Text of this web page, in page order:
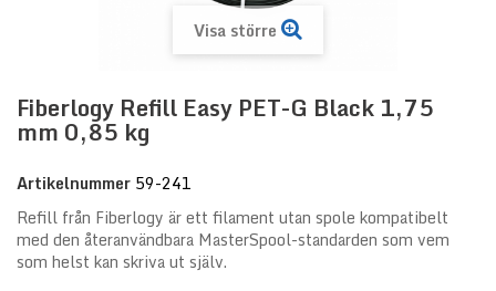
Visa större
Fiberlogy Refill Easy PET-G Black 1,75
mm 0,85 kg
Artikelnummer 59-241
Refill från Fiberlogy är ett filament utan spole kompatibelt
med den återanvändbara MasterSpool-standarden som vem
som helst kan skriva ut själv.